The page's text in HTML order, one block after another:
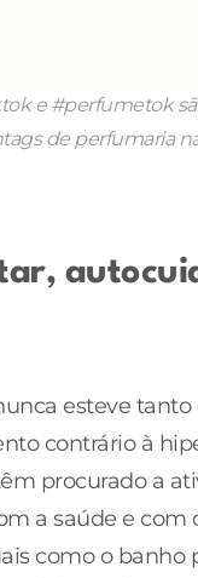
e #perfumetok
de perfumaria
esteve tanto
contrário à
procurado a
a saúde e com
como o banho